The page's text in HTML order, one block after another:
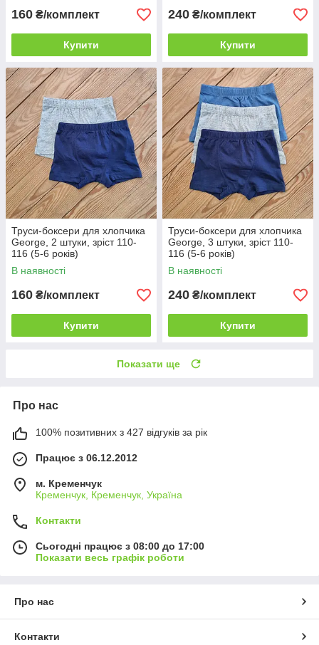
160 ₴/комплект
Купити
240 ₴/комплект
Купити
Труси-боксери для хлопчика
George, 2 штуки, зріст 110-
116 (5-6 років)
В наявності
160 ₴/комплект
Купити
Труси-боксери для хлопчика
George, 3 штуки, зріст 110-
116 (5-6 років)
В наявності
240 ₴/комплект
Купити
Показати ще
Про нас
100% позитивних з 427 відгуків за рік
Працює з 06.12.2012
м. Кременчук
Кременчук, Кременчук, Україна
Контакти
Сьогодні працює з 08:00 до 17:00
Показати весь графік роботи
Про нас
Контакти